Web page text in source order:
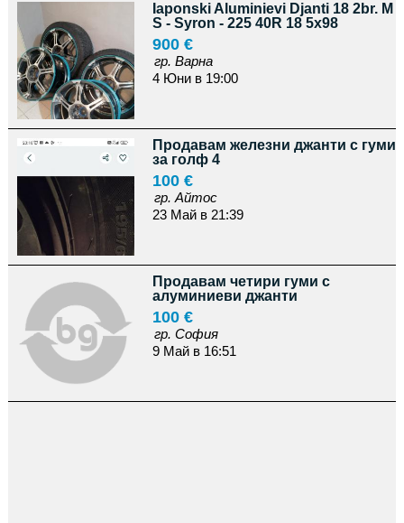
Iaponski Aluminievi Djanti 18 2br. M
S - Syron - 225 40R 18 5x98
900 €
гр. Варна
4 Юни в 19:00
Продавам железни джанти с гуми
за голф 4
100 €
гр. Айтос
23 Май в 21:39
Продавам четири гуми с
алуминиеви джанти
100 €
гр. София
9 Май в 16:51